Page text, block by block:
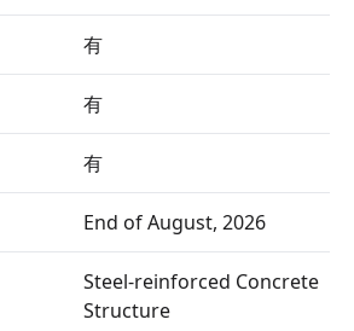
有
有
有
End of August, 2026
Steel-reinforced Concrete
Structure